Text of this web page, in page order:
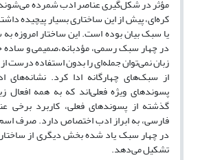
مؤثر در شکل‌گیری عناصر ادب شمرده
کره‌ای، پیش از این ساختاری بسیار پیچیده
یا سبک بیان بوده است. این ساختار امروزه
در چهار سبک رسمی، مؤدبانه،‌صمیمی و
زبان نمی‌توان جمله‌ای را بدون استفاده درست
از سبک‌های چهارگانه ادا کرد. نشانه‌های
پسوندهای ویژه فعلی‌اند که به همه افعال
گذشته از پسوندهای فعلی، کاربرد برخی
فارسی، به ابراز ادب اختصاص دارد. صرف
در چهار سبک یاد شده بخش دیگری از ساختار
تشکیل می‌دهد.